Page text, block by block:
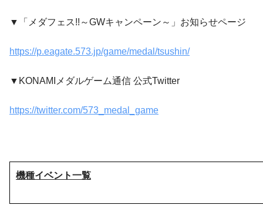
▼「メダフェス!!～GWキャンペーン～」お知らせページ
https://p.eagate.573.jp/game/medal/tsushin/
▼KONAMIメダルゲーム通信 公式Twitter
https://twitter.com/573_medal_game
機種イベント一覧